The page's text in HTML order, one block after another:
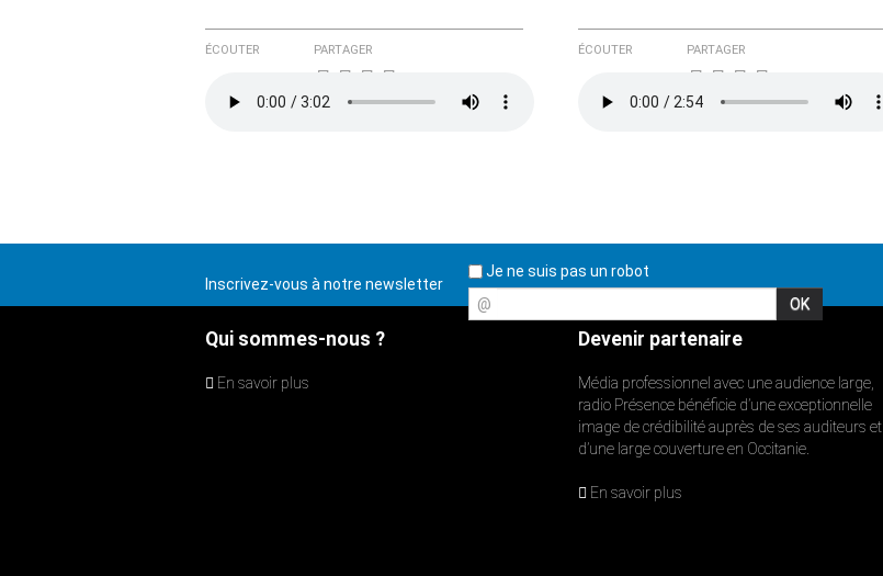
ÉCOUTER PARTAGER ÉCOUTER PARTAGER
Inscrivez-vous à notre newsletter
Je ne suis pas un robot
@
Qui sommes-nous ?
En savoir plus
Devenir partenaire
Média professionnel avec une audience large,
radio Présence bénéficie d’une exceptionnelle
image de crédibilité auprès de ses auditeurs et
d’une large couverture en Occitanie.
En savoir plus